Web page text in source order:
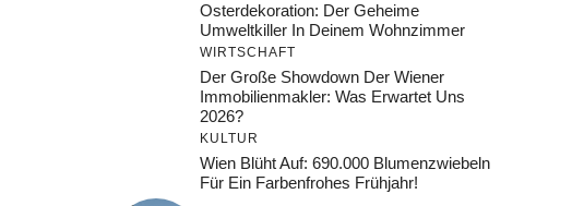
Osterdekoration: Der Geheime
Umweltkiller In Deinem Wohnzimmer
WIRTSCHAFT
Der Große Showdown Der Wiener
Immobilienmakler: Was Erwartet Uns
2026?
KULTUR
Wien Blüht Auf: 690.000 Blumenzwiebeln
Für Ein Farbenfrohes Frühjahr!